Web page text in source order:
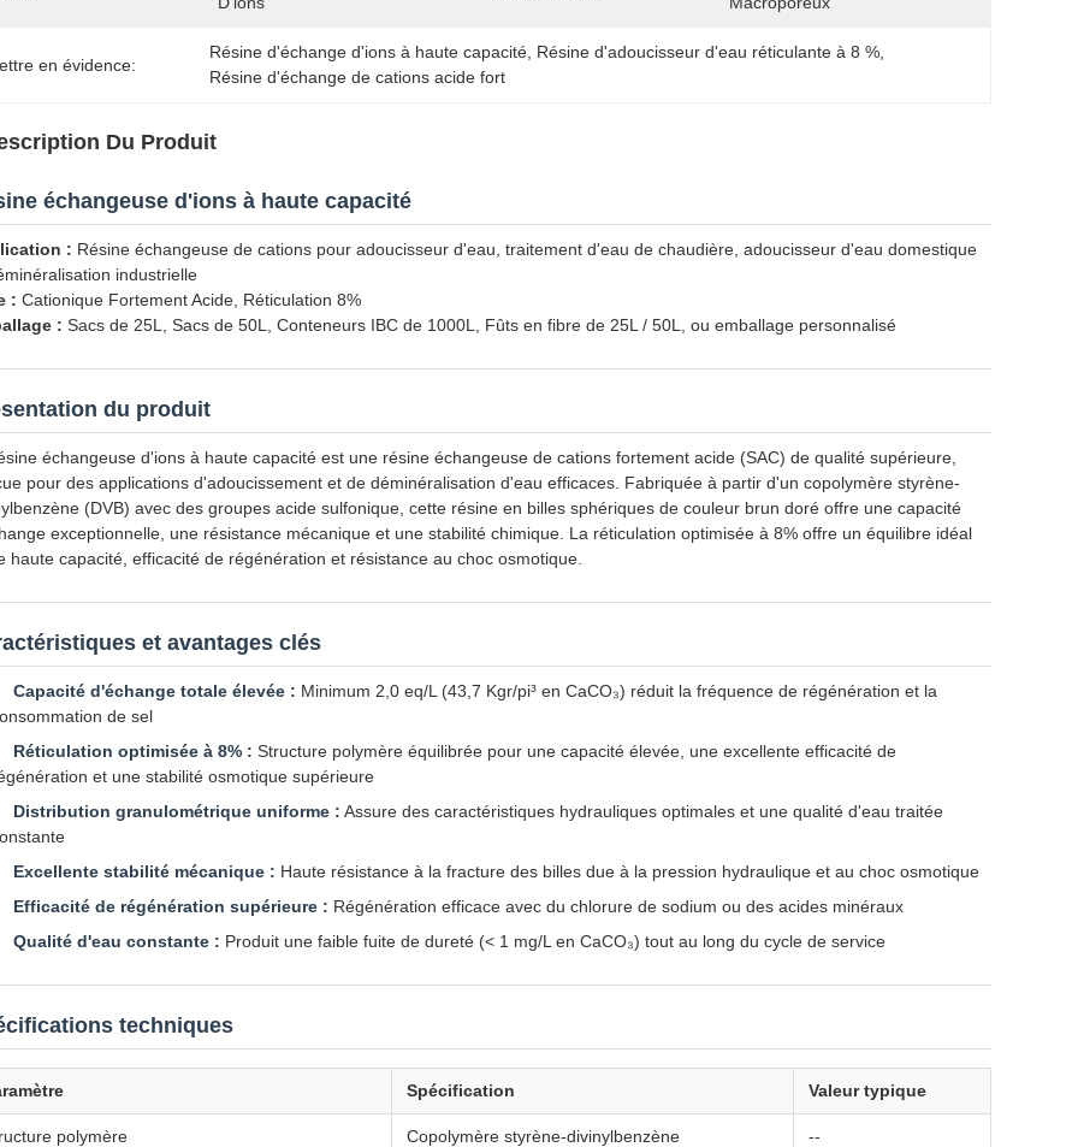
en évidence:
Résine d'échange d'ions à haute capacité Résine d'adoucisseur d'eau réticulante à 8 %
Résine d'échange de cations acide fort
Du Produit
échangeuse d'ions à haute capacité
: Résine échangeuse de cations pour adoucisseur d'eau, traitement d'eau de chaudière, adoucisseur d'eau domestique
industrielle
: Cationique Fortement Acide, Réticulation 8%
: Sacs de 25L, Sacs de 50L, Conteneurs IBC de 1000L, Fûts en fibre de 25L / 50L, ou emballage personnalisé
du produit
échangeuse d'ions à haute capacité est une résine échangeuse de cations fortement acide (SAC) de qualité supérieure,
pour des applications d'adoucissement et de déminéralisation d'eau efficaces. Fabriquée à partir d'un copolymère styrène-
(DVB) avec des groupes acide sulfonique, cette résine en billes sphériques de couleur brun doré offre une capacité
exceptionnelle, une résistance mécanique et une stabilité chimique. La réticulation optimisée à 8% offre un équilibre idéal
haute capacité, efficacité de régénération et résistance au choc osmotique.
et avantages clés
Capacité d'échange totale élevée : Minimum 2,0 eq/L (43,7 Kgr/pi³ en CaCO₃) réduit la fréquence de régénération et la
de sel
Réticulation optimisée à 8% : Structure polymère équilibrée pour une capacité élevée, une excellente efficacité de
et une stabilité osmotique supérieure
Distribution granulométrique uniforme : Assure des caractéristiques hydrauliques optimales et une qualité d'eau traitée
Excellente stabilité mécanique : Haute résistance à la fracture des billes due à la pression hydraulique et au choc osmotique
Efficacité de régénération supérieure : Régénération efficace avec du chlorure de sodium ou des acides minéraux
Qualité d'eau constante : Produit une faible fuite de dureté (< 1 mg/L en CaCO₃) tout au long du cycle de service
techniques
Spécification Valeur typique
polymère Copolymère styrène-divinylbenzène --